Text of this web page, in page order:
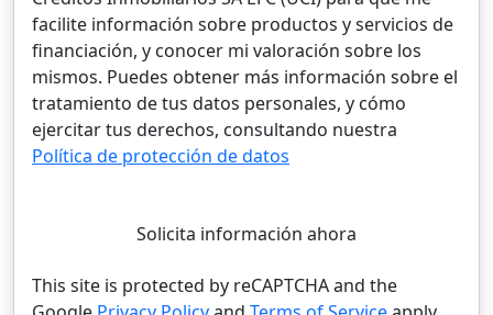
facilite información sobre productos y servicios de
financiación, y conocer mi valoración sobre los
mismos. Puedes obtener más información sobre el
tratamiento de tus datos personales, y cómo
ejercitar tus derechos, consultando nuestra
Política de protección de datos
Solicita información ahora
This site is protected by reCAPTCHA and the